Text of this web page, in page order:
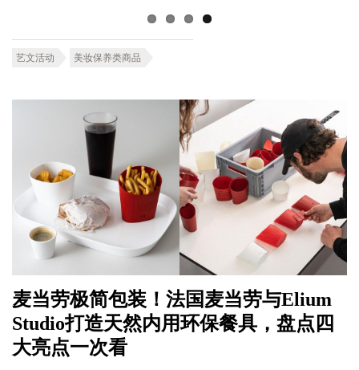
艺文活动 美妆保养类商品
麦当劳极简包装！法国麦当劳与Elium
Studio打造天然内用环保餐具，盘点四
大亮点一次看